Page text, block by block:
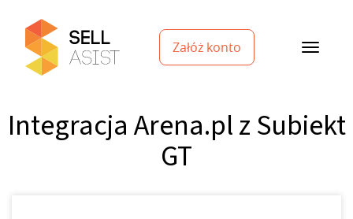
Załóż konto
Integracja Arena.pl z Subiekt
GT